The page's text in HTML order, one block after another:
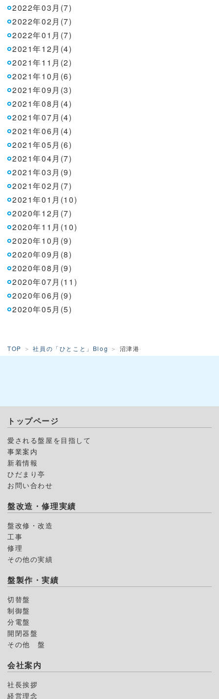
2022年03月(7)
2022年02月(7)
2022年01月(7)
2021年12月(4)
2021年11月(2)
2021年10月(6)
2021年09月(3)
2021年08月(4)
2021年07月(4)
2021年06月(4)
2021年05月(6)
2021年04月(7)
2021年03月(9)
2021年02月(7)
2021年01月(10)
2020年12月(7)
2020年11月(10)
2020年10月(9)
2020年09月(8)
2020年08月(9)
2020年07月(11)
2020年06月(9)
2020年05月(5)
TOP 社員の「ひとこと」Blog 沼津港
トップページ
愛される盤屋を目指して
事業案内
新着情報
ひだまり亭
お問い合わせ
盤改造・修理実績
盤改修・改造
工事
修理
その他の実績
盤製作・実績
切替盤
制御盤
分電盤
開閉器盤
その他 盤
会社案内
社長挨拶
経営理念